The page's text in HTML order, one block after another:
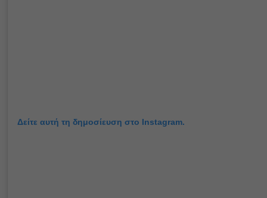
Δείτε αυτή τη δημοσίευση στο Instagram.